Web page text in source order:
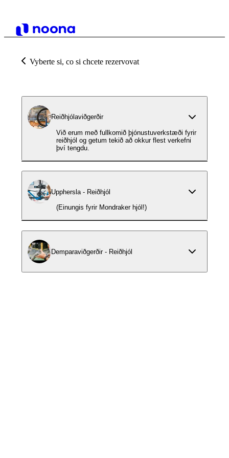
Vyberte si, co si chcete rezervovat
Reiðhjólaviðgerðir
Við erum með fullkomið þjónustuverkstæði fyrir
reiðhjól og getum tekið að okkur flest verkefni
því tengdu.
Upphersla - Reiðhjól
(Einungis fyrir Mondraker hjól!)
Demparaviðgerðir - Reiðhjól